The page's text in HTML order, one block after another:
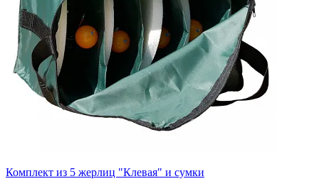
Комплект из 5 жерлиц "Клевая" и сумки